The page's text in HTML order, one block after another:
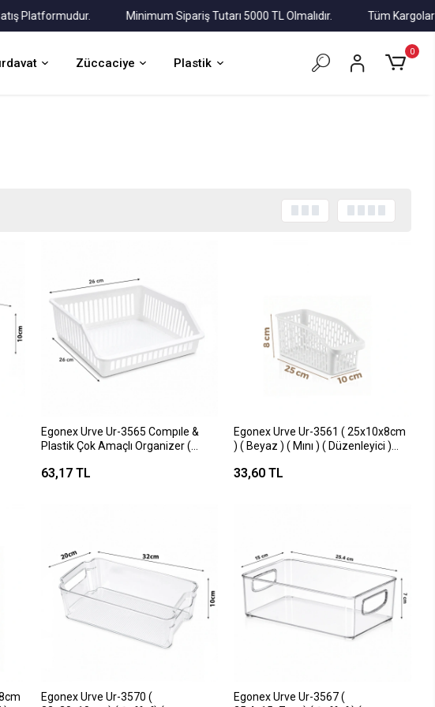
Minimum Sipariş Tutarı 5000 TL Olmalıdır. Tüm Kargolar Alıcı
Züccaciye Plastik
0
Egonex Urve Ur-3565 Compıle &
Plastik Çok Amaçlı Organizer (
63,17 TL
Egonex Urve Ur-3561 ( 25x10x8cm
) ( Beyaz ) ( Mını ) ( Düzenleyici )
33,60 TL
Egonex Urve Ur-3570 (
Egonex Urve Ur-3567 (